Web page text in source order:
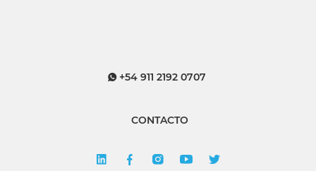
+54 911 2192 0707
CONTACTO